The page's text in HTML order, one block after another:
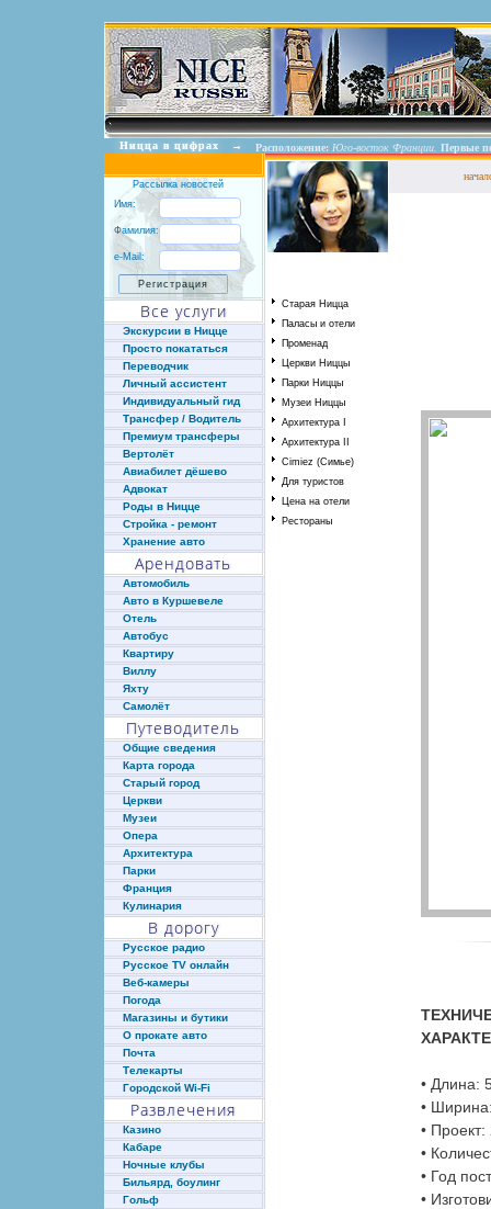
Ницца в цифрах → Расположение: Юго-восток Франции. Первые
Рассылка новостей
Имя:
Фамилия:
e-Mail:
Все услуги
Экскурсии в Ницце
Просто покататься
Переводчик
Личный ассистент
Индивидуальный гид
Трансфер / Водитель
Премиум трансферы
Вертолёт
Авиабилет дёшево
Адвокат
Роды в Ницце
Стройка - ремонт
Хранение авто
Арендовать
Автомобиль
Авто в Куршевеле
Отель
Автобус
Квартиру
Виллу
Яхту
Самолёт
Путеводитель
Общие сведения
Карта города
Старый город
Церкви
Музеи
Опера
Архитектура
Парки
Франция
Кулинария
В дорогу
Русское радио
Русское TV онлайн
Веб-камеры
Погода
Магазины и бутики
О прокате авто
Почта
Телекарты
Городской Wi-Fi
Развлечения
Казино
Кабаре
Ночные клубы
Бильярд, боулинг
Гольф
Старая Ницца
Паласы и отели
Променад
Церкви Ниццы
Парки Ниццы
Музеи Ниццы
Архитектура I
Архитектура II
Cimiez (Симье)
Для туристов
Цена на отели
Рестораны
• Длина:
•
•
•
• Год
•